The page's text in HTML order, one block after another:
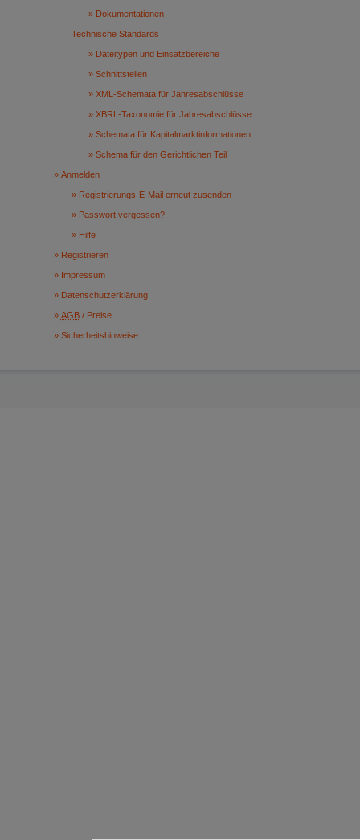
Dokumentationen
Technische Standards
Dateitypen und Einsatzbereiche
Schnittstellen
XML-Schemata für Jahresabschlüsse
XBRL-Taxonomie für Jahresabschlüsse
Schemata für Kapitalmarktinformationen
Schema für den Gerichtlichen Teil
Anmelden
Registrierungs-E-Mail erneut zusenden
Passwort vergessen?
Hilfe
Registrieren
Impressum
Datenschutzerklärung
AGB/ Preise
Sicherheitshinweise